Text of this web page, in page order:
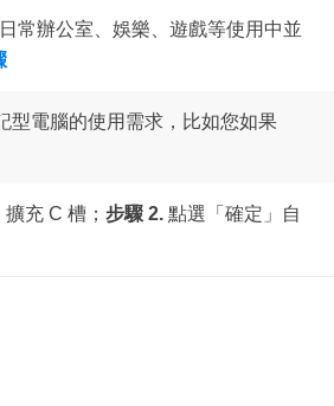
常辦公室、娛樂、遊戲等使用中並
型電腦的使用需求，比如您如果
充 C 槽； 步驟 2. 點選「確定」自